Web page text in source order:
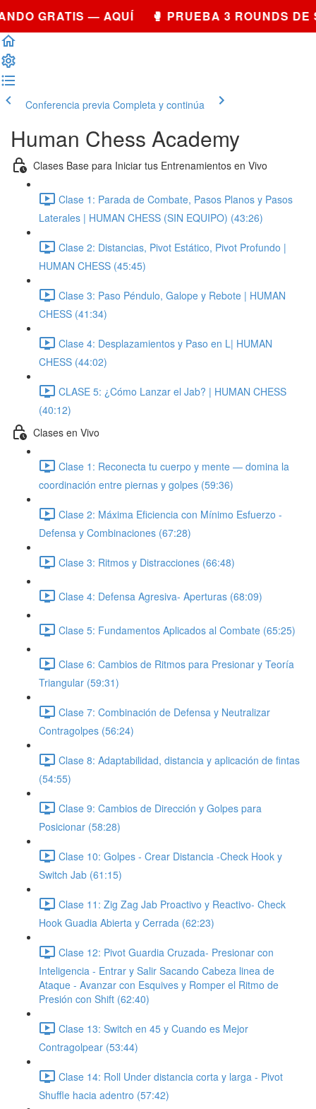
GRATIS — AQUÍ 🥊 PRUEBA 3 ROUNDS
Conferencia previa Completa y continúa
Human Chess Academy
Clases Base para Iniciar tus Entrenamientos en Vivo
Clase 1: Parada de Combate, Pasos Planos y Pasos
Laterales | HUMAN CHESS (SIN EQUIPO) (43:26)
Clase 2: Distancias, Pivot Estático, Pivot Profundo |
HUMAN CHESS (45:45)
Clase 3: Paso Péndulo, Galope y Rebote | HUMAN
CHESS (41:34)
Clase 4: Desplazamientos y Paso en L| HUMAN
CHESS (44:02)
CLASE 5: ¿Cómo Lanzar el Jab? | HUMAN CHESS
(40:12)
Clases en Vivo
Clase 1: Reconecta tu cuerpo y mente — domina la
coordinación entre piernas y golpes (59:36)
Clase 2: Máxima Eficiencia con Mínimo Esfuerzo -
Defensa y Combinaciones (67:28)
Clase 3: Ritmos y Distracciones (66:48)
Clase 4: Defensa Agresiva- Aperturas (68:09)
Clase 5: Fundamentos Aplicados al Combate (65:25)
Clase 6: Cambios de Ritmos para Presionar y Teoría
Triangular (59:31)
Clase 7: Combinación de Defensa y Neutralizar
Contragolpes (56:24)
Clase 8: Adaptabilidad, distancia y aplicación de fintas
(54:55)
Clase 9: Cambios de Dirección y Golpes para
Posicionar (58:28)
Clase 10: Golpes - Crear Distancia -Check Hook y
Switch Jab (61:15)
Clase 11: Zig Zag Jab Proactivo y Reactivo- Check
Hook Guadia Abierta y Cerrada (62:23)
Clase 12: Pivot Guardia Cruzada- Presionar con
Inteligencia - Entrar y Salir Sacando Cabeza linea de
Ataque - Avanzar con Esquives y Romper el Ritmo de
Presión con Shift (62:40)
Clase 13: Switch en 45 y Cuando es Mejor
Contragolpear (53:44)
Clase 14: Roll Under distancia corta y larga - Pivot
Shuffle hacia adentro (57:42)